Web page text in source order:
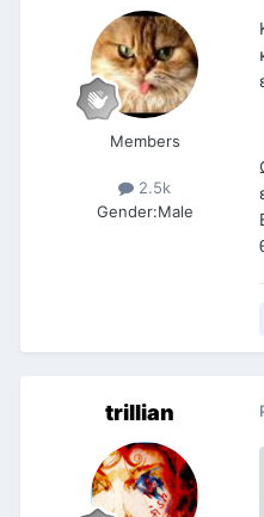
Members
2.5k
Gender:Male
trillian